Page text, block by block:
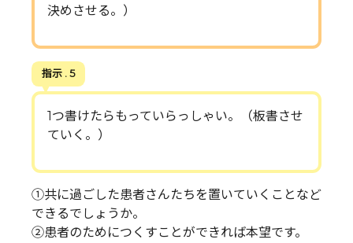
決めさせる。）
指示 . 5
1つ書けたらもっていらっしゃい。（板書させ
ていく。）
①共に過ごした患者さんたちを置いていくことなど
できるでしょうか。
②患者のためにつくすことができれば本望です。